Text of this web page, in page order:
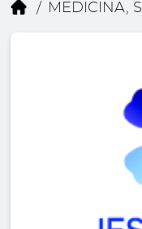
/ MEDICINA,